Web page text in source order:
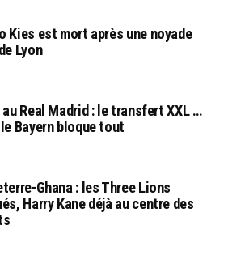
Kies est mort après une noyade
Lyon
au Real Madrid : le transfert XXL …
Bayern bloque tout
Ghana : les Three Lions
Harry Kane déjà au centre des